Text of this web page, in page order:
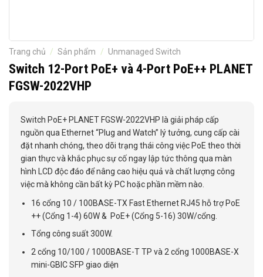
Trang chủ / Sản phẩm / Unmanaged Switch
Switch 12-Port PoE+ và 4-Port PoE++ PLANET
FGSW-2022VHP
Switch PoE+ PLANET FGSW-2022VHP là giải pháp cấp
nguồn qua Ethernet “Plug and Watch” lý tưởng, cung cấp cài
đặt nhanh chóng, theo dõi trạng thái công việc PoE theo thời
gian thực và khắc phục sự cố ngay lập tức thông qua màn
hình LCD độc đáo để nâng cao hiệu quả và chất lượng công
việc mà không cần bất kỳ PC hoặc phần mềm nào.
16 cổng 10 / 100BASE-TX Fast Ethernet RJ45 hỗ trợ PoE
++ (Cổng 1-4) 60W & PoE+ (Cổng 5-16) 30W/cổng.
Tổng công suất 300W.
2 cổng 10/100 / 1000BASE-T TP và 2 cổng 1000BASE-X
mini-GBIC SFP giao diện